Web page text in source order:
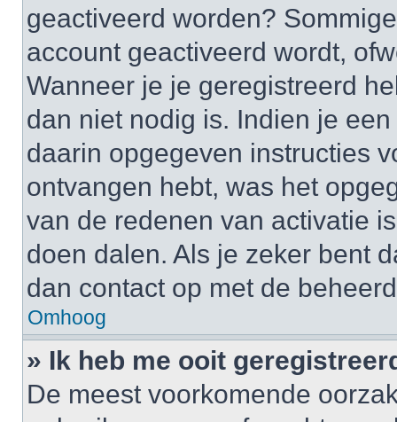
geactiveerd worden?
account geactiveerd wordt,
Wanneer je je geregistreerd
dan niet nodig is. Indien je
daarin opgegeven instructies
ontvangen hebt, was het
van de redenen van activatie
doen dalen. Als je zeker bent
dan contact op met de
Omhoog
» Ik heb me ooit
De meest voorkomende